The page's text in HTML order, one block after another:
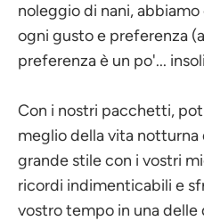
noleggio di nani,
ogni gusto e preferenza
preferenza è un po'...
Con i nostri pacchetti,
meglio della vita
grande stile con i vostri
ricordi indimenticabili e
vostro tempo in una